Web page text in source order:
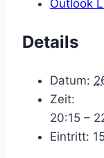
Outlook
Details
Datum:
Zeit:
20:15 –
Eintritt: